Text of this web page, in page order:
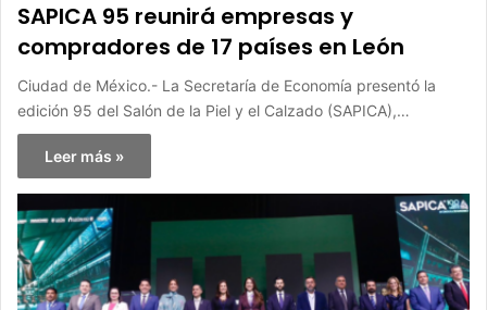
SAPICA 95 reunirá empresas y
compradores de 17 países en León
Ciudad de México.- La Secretaría de Economía presentó la
edición 95 del Salón de la Piel y el Calzado (SAPICA),…
Leer más »